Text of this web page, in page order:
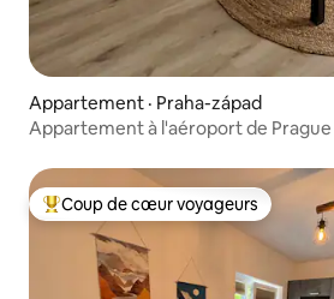
Appartement · Praha-západ
Appartement à l'aéroport de Prague
Coup de cœur voyageurs parmi les
Coup de cœur voyageurs